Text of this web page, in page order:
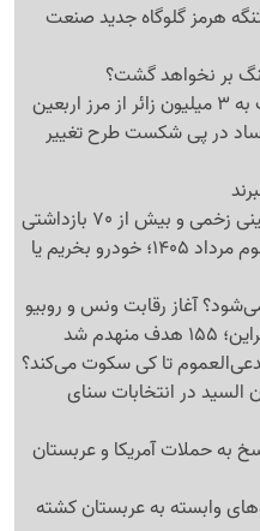
هرمز گلوگاه جدید صنعت
بر نخواهد گشت؟
در پی شکست طرح تغییر
پیش‌بینی بازار خودرو در هفته سوم مرداد 1405؛ خودرو بخریم یا
آغاز رقابت ونس و روبیو
شد
تا کی سکوت می‌کند؟
السید در انتخابات سنای
به حملات آمریکا و عربستان
به نیروهای وابسته به عربستان کشته